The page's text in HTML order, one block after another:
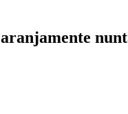
aranjamente